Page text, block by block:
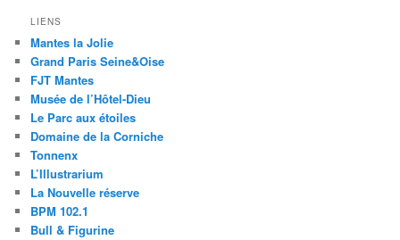
LIENS
Mantes la Jolie
Grand Paris Seine&Oise
FJT Mantes
Musée de l’Hôtel-Dieu
Le Parc aux étoiles
Domaine de la Corniche
Tonnenx
L’Illustrarium
La Nouvelle réserve
BPM 102.1
Bull & Figurine